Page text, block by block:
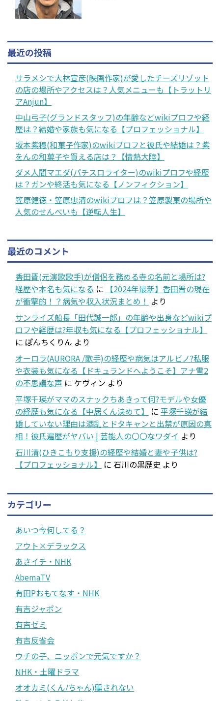
最近の投稿
サラメシで大林宣彦(映画作家)が愛したチーズリゾット
の店の場所やアクセスは？人気メニューも【トラットリ
アAnjun】
中山弓子(グランドスタッフ)の年齢などwikiプロフや経
歴は？結婚や家族も気になる【プロフェッショナル】
坂本紫穗(和菓子作家)のwikiプロフと彼氏や結婚は？紫
をんの和菓子や買える店は？【情熱大陸】
ダメ人間マエダ(パチスロライター)のwikiプロフや経歴
は？ガンや終活も気になる【ノンフィクション】
笠原健徳・笠原忠清のwikiプロフは？笠原製菓の場所や
人気のせんべいも【逆転人生】
最近のコメント
香田晋(元演歌歌手)が僧侶を務める寺の名前と場所は?
経歴や本名も気になる に
【2024年最新】香田晋の現在
が衝撃的！？病気や収入状況まとめ！ より
サンライズ船長「田代誠一郎」の年齢や出身などwikiプ
ロフや経歴は?年収も気になる【プロフェッショナル】
に ぽんちくりん より
オーロラ(AURORA /歌手)の経歴や病気はアルビノ?私服
や衣装も気になる【ドキュランドへようこそ】アナ雪2
の不思議な声 に ケヴィン より
平塚千瑛がママのスナックちあきって何?モデルや女優
の経歴も気になる【中居くん決めて】
に 平塚千瑛が結
婚していない理由は酒乱とドタキャンと出禁が原因の真
相！彼氏遍歴がヤバい | 芸能人の〇〇なワダイ より
石川清(ひきこもり支援)の経歴や結婚と妻や子供は?
【プロフェッショナル】
に 石川の黒歴史 より
カテゴリー
あいつ今何してる？
アウト×デラックス
あさイチ・NHK
AbemaTV
有田Pおもてなす・NHK
有吉ジャポン
有吉ゼミ
有吉反省会
ウチの子、ニッポンで元気ですか？
NHK・土曜ドラマ
オオカミ(くん/ちゃん)騙されない